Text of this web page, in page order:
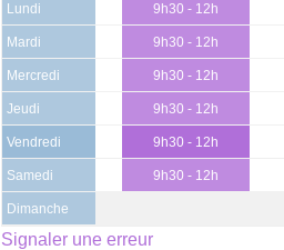
Lundi 9h30 - 12h
Mardi 9h30 - 12h
Mercredi 9h30 - 12h
Jeudi 9h30 - 12h
Vendredi 9h30 - 12h
Samedi 9h30 - 12h
Dimanche
Signaler une erreur